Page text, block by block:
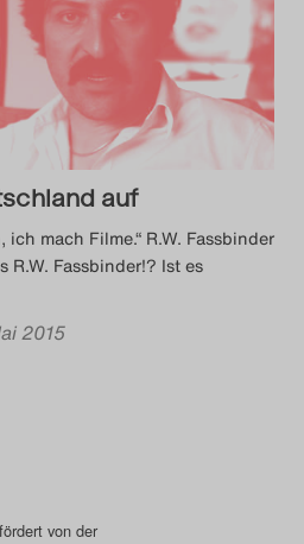
Blog
Blog
Blog
Blog
auf
mach Filme.“ R.W. Fassbinder
R.W. Fassbinder!? Ist es
2015
von der